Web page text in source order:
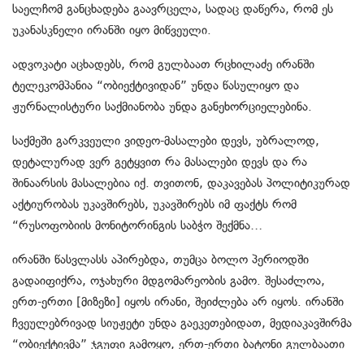
საელჩომ განცხადება გაავრცელა, სადაც დაწერა, რომ ეს
უკანასკნელი ირანში იყო მიწვეული.
ადვოკატი აცხადებს, რომ გულბაათ რცხილაძე ირანში
ტელეკომპანია “ობიექტივიდან” უნდა წასულიყო და
ჟურნალისტური საქმიანობა უნდა განეხორციელებინა.
საქმეში გარკვეული ვიდეო-მასალები დევს, უბრალოდ,
დეტალურად ვერ გეტყვით რა მასალები დევს და რა
შინაარსის მასალებია იქ. თვითონ, დაკავებას პოლიტიკურად
აქტიურობას უკავშირებს, უკავშირებს იმ ფაქტს რომ
“რუსოფობიის მონიტორინგის საბჭო შექმნა…
ირანში წასვლასს აპირებდა, თუმცა ბოლო პერიოდში
გადაიფიქრა, ოჯახური მდგომარეობის გამო. შესაძლოა,
ერთ-ერთი [მიზეზი] იყოს ირანი, შეიძლება არ იყოს. ირანში
ჩვეულებრივად სიუჟეტი უნდა გაეკეთებიდათ, მედიაკავშირმა
“ობიექტივმა” ჯგუფი გამოყო, ერთ-ერთი ბატონი გულბაათი